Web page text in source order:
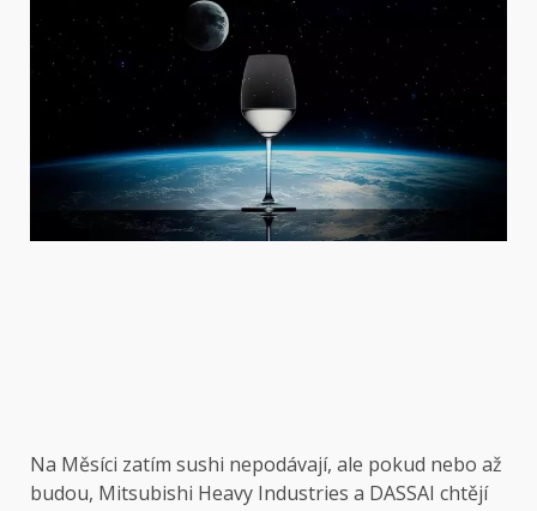
Na Měsíci zatím sushi nepodávají, ale pokud nebo až
budou, Mitsubishi Heavy Industries a DASSAI chtějí